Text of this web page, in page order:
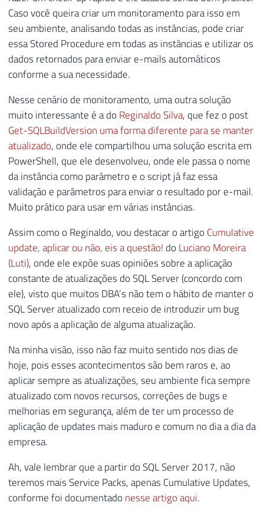
141
142
143
144
145
147
148
149
150
151
152
153
154
155
157
158
159
160
161
162
163
165
166
167
168
169
170
172
173
174
175
SET @RetornoTabela = REPLACE(
SET @RetornoTabela = REPLACE(
-- Removendo elementos de entidades
@RetornoTabela
SET @RetornoTabela = REPLACE(
SET @dadosXML CONVERT
DECLARE @Atualizacoes_SQL_Server
(
[ Ultimo_Build] VARCHAR (100),
[Ultimo_Build_SQLSERVR
[Q] VARCHAR(100 ),
[KB] VARCHAR(100),
[Descricao_KB ] VARCHAR(500)
[Lancamento_KB] VARCHAR(100),
[Download_Ultimo_Build] VARCHAR
)
INSERT INTO @Atualizacoes_SQL_Server
SELECT
@dadosXML.value('(//table/tr/
@dadosXML.value('(//table/tr/
@dadosXML.value('(//table/tr/
@dadosXML.value('(//table/tr/
@dadosXML.value('(//table/tr/
@dadosXML.value('(//table/tr/
Caso você queira criar um monitoramento para isso em
seu ambiente, analisando todas as instâncias, pode criar
essa Stored Procedure em todas as instâncias e utilizar os
dados retornados para enviar e-mails automáticos
conforme a sua necessidade.
Nesse cenário de monitoramento, uma outra solução
muito interessante é a do Reginaldo Silva, que fez o post
Get-SQLBuildVersion uma forma diferente para se manter
atualizado, onde ele compartilhou uma solução escrita em
PowerShell, que ele desenvolveu, onde ele passa o nome
da instância como parâmetro e o script já faz essa
validação e parâmetros para enviar o resultado por e-mail.
Muito prático para usar em várias instâncias.
Assim como o Reginaldo, vou destacar o artigo Cumulative
update, aplicar ou não, eis a questão! do Luciano Moreira
(Luti), onde ele expõe suas opiniões sobre a aplicação
constante de atualizações do SQL Server (concordo com
ele), visto que muitos DBA’s não tem o hábito de manter o
SQL Server atualizado com receio de introduzir um bug
novo após a aplicação de alguma atualização.
Na minha visão, isso não faz muito sentido nos dias de
hoje, pois esses acontecimentos são bem raros e, ao
aplicar sempre as atualizações, seu ambiente fica sempre
atualizado com novos recursos, correções de bugs e
melhorias em segurança, além de ter um processo de
aplicação de updates mais maduro e comum no dia a dia da
empresa.
Ah, vale lembrar que a partir do SQL Server 2017, não
teremos mais Service Packs, apenas Cumulative Updates,
conforme foi documentado nesse artigo aqui.